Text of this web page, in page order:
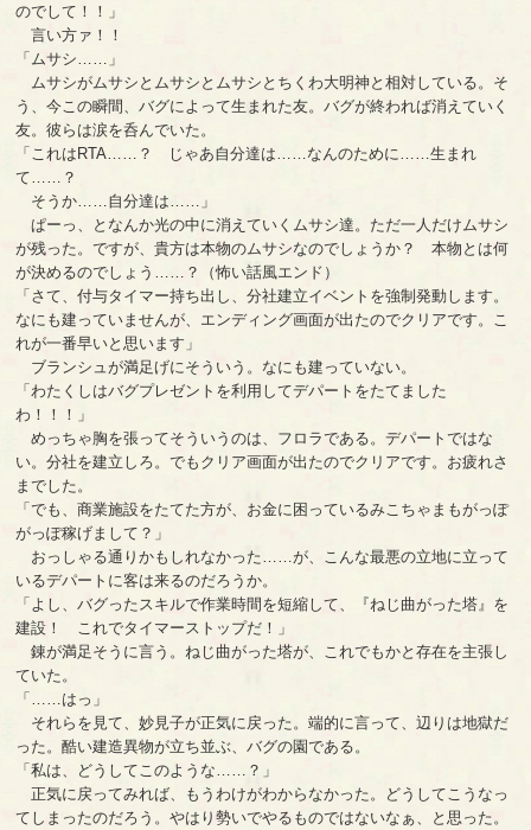
のでして！！」
言い方ァ！！
「ムサシ……」
ムサシがムサシとムサシとムサシとちくわ大明神と相対している。そ
う、今この瞬間、バグによって生まれた友。バグが終われば消えていく
友。彼らは涙を呑んでいた。
「これはRTA……？ じゃあ自分達は……なんのために……生まれ
て……？
そうか……自分達は……」
ぱーっ、となんか光の中に消えていくムサシ達。ただ一人だけムサシ
が残った。ですが、貴方は本物のムサシなのでしょうか？ 本物とは何
が決めるのでしょう……？（怖い話風エンド）
「さて、付与タイマー持ち出し、分社建立イベントを強制発動します。
なにも建っていませんが、エンディング画面が出たのでクリアです。こ
れが一番早いと思います」
ブランシュが満足げにそういう。なにも建っていない。
「わたくしはバグプレゼントを利用してデパートをたてました
わ！！！」
めっちゃ胸を張ってそういうのは、フロラである。デパートではな
い。分社を建立しろ。でもクリア画面が出たのでクリアです。お疲れさ
までした。
「でも、商業施設をたてた方が、お金に困っているみこちゃまもがっぽ
がっぽ稼げまして？」
おっしゃる通りかもしれなかった……が、こんな最悪の立地に立って
いるデパートに客は来るのだろうか。
「よし、バグったスキルで作業時間を短縮して、『ねじ曲がった塔』を
建設！ これでタイマーストップだ！」
錬が満足そうに言う。ねじ曲がった塔が、これでもかと存在を主張し
ていた。
「……はっ」
それらを見て、妙見子が正気に戻った。端的に言って、辺りは地獄だ
った。酷い建造異物が立ち並ぶ、バグの園である。
「私は、どうしてこのような……？」
正気に戻ってみれば、もうわけがわからなかった。どうしてこうなっ
てしまったのだろう。やはり勢いでやるものではないなぁ、と思った。